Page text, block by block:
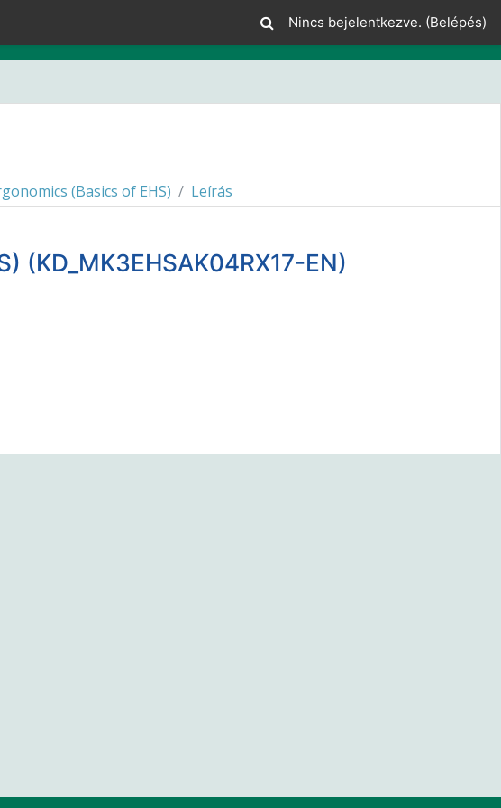
Nincs bejelentkezve. (Belépés)
(Basics of EHS) Leírás
(KD_MK3EHSAK04RX17-EN)